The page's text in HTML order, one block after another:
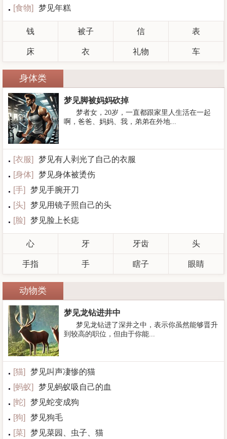
[食物] 梦见年糕
钱 被子 信 表
床 衣 礼物 车
身体类
梦见脚被妈妈砍掉
梦者女，20岁，一直都跟家里人生活在一起
啊，爸爸、妈妈、我，弟弟在外地...
[衣服]
梦见有人剥光了自己的衣服
[身体]
梦见身体被烫伤
[手]
梦见手腕开刀
[头]
梦见用镜子照自己的头
[脸] 梦见脸上长痣
心 牙 牙齿 头
手指 手 瞎子 眼睛
动物类
梦见龙钻进井中
梦见龙钻进了深井之中，表示你虽然能够晋升
到较高的职位，但由于你能...
[猫]
梦见叫声凄惨的猫
[蚂蚁]
梦见蚂蚁吸自己的血
[蛇]
梦见蛇变成狗
[狗]
梦见狗毛
[菜] 梦见菜园、虫子、猫